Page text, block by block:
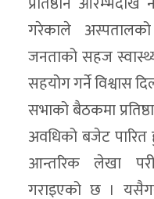
गरेकाले अस्पतालको
जनताको सहज
सहयोग गर्ने विश्वास
सभाको बैठकमा
अवधिको बजेट
आन्तरिक लेखा
गराइएको छ ।